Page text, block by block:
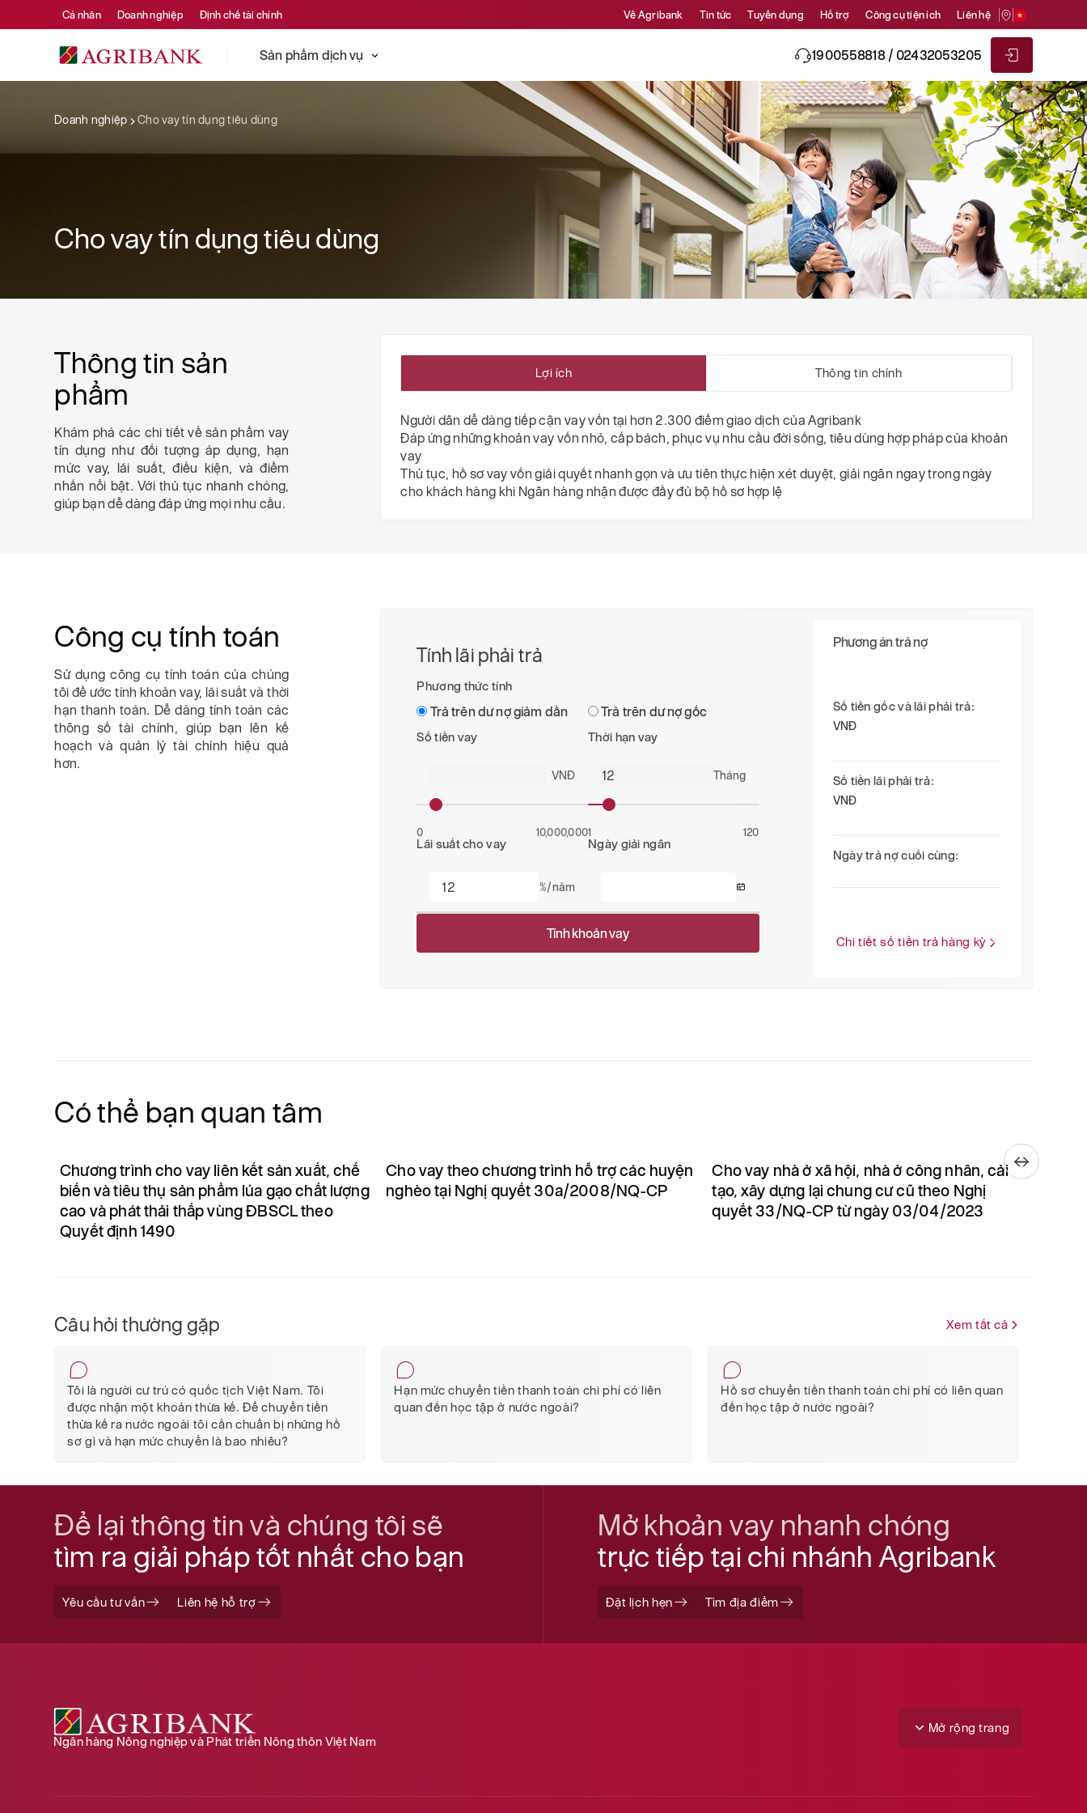
Cá nhân Doanh nghiệp Định chế tài chính Về Agribank Tin tức Tuyển dụng Hỗ trợ Công cụ tiện ích Liên hệ
Sản phẩm dịch vụ 1900558818 / 02432053205
Doanh nghiệp Cho vay tín dụng tiêu dùng
Cho vay tín dụng tiêu dùng
Thông tin sản
phẩm
Khám phá các chi tiết về sản phẩm vay
tín dụng như đối tượng áp dụng, hạn
mức vay, lãi suất, điều kiện, và điểm
nhấn nổi bật. Với thủ tục nhanh chóng,
giúp bạn dễ dàng đáp ứng mọi nhu cầu.
Lợi ích Thông tin chính
Người dân dễ dàng tiếp cận vay vốn tại hơn 2.300 điểm giao dịch của Agribank
Đáp ứng những khoản vay vốn nhỏ, cấp bách, phục vụ nhu cầu đời sống, tiêu dùng hợp pháp của khoản
vay
Thủ tục, hồ sơ vay vốn giải quyết nhanh gọn và ưu tiên thực hiện xét duyệt, giải ngân ngay trong ngày
cho khách hàng khi Ngân hàng nhận được đầy đủ bộ hồ sơ hợp lệ
Công cụ tính toán
Sử dụng công cụ tính toán của chúng
tôi để ước tính khoản vay, lãi suất và thời
hạn thanh toán. Dễ dàng tính toán các
thông số tài chính, giúp bạn lên kế
hoạch và quản lý tài chính hiệu quả
hơn.
Tính lãi phải trả
Phương thức tính
Trả trên dư nợ giảm dần Trả trên dư nợ gốc
Số tiền vay
VNĐ
0 10,000,000
Thời hạn vay
Tháng
1 120
Lãi suất cho vay
%/năm
Ngày giải ngân
Tính khoản vay
Phương án trả nợ
Số tiền gốc và lãi phải trả:
VNĐ
Số tiền lãi phải trả:
VNĐ
Ngày trả nợ cuối cùng:
Chi tiết số tiền trả hàng kỳ
Có thể bạn quan tâm
Chương trình cho vay liên kết sản xuất, chế
biến và tiêu thụ sản phẩm lúa gạo chất lượng
cao và phát thải thấp vùng ĐBSCL theo
Quyết định 1490
Cho vay theo chương trình hỗ trợ các huyện
nghèo tại Nghị quyết 30a/2008/NQ-CP
Cho vay nhà ở xã hội, nhà ở công nhân, cải
tạo, xây dựng lại chung cư cũ theo Nghị
quyết 33/NQ-CP từ ngày 03/04/2023
Cho
Câu hỏi thường gặp Xem tất cả
Tôi là người cư trú có quốc tịch Việt Nam. Tôi
được nhận một khoản thừa kế. Để chuyển tiền
thừa kế ra nước ngoài tôi cần chuẩn bị những hồ
sơ gì và hạn mức chuyển là bao nhiêu?
Hạn mức chuyển tiền thanh toán chi phí có liên
quan đến học tập ở nước ngoài?
Hồ sơ chuyển tiền thanh toán chi phí có liên quan
đến học tập ở nước ngoài?
Để lại thông tin và chúng tôi sẽ
tìm ra giải pháp tốt nhất cho bạn
Yêu cầu tư vấn Liên hệ hỗ trợ
Mở khoản vay nhanh chóng
trực tiếp tại chi nhánh Agribank
Đặt lịch hẹn Tìm địa điểm
Ngân hàng Nông nghiệp và Phát triển Nông thôn Việt Nam
Mở rộng trang